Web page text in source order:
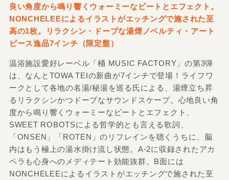
良い角度から鳴り響くウォーミーなビートとエフェクト。
NONCHELEEによるイラストがエッチングで施された至
高の1枚。リラクシン・ドープな湯煙ノベルティ・アート
ピース逸品7インチ（限定盤）
温浴施設愛好レーベル「桶 MUSIC FACTORY」の第3弾
は、なんとTOWA TEIの新曲が7インチで登場！ライフワ
ークとして各地の名湯/秘湯を巡る氏による、湯煙立ち昇
るリラクシンかつドープなサウンドスケープ。心地良い角
度から鳴り響くウォーミーなビートとエフェクト、
SWEET ROBOTSによる哲学的とも言える歌詞、
「ONSEN」「ROTEN」のリフレインを聴くうちに、脳
内はもう極上の湯水掛け流し状態。A-2に収録されたアカ
ペラも心身へのメディテート効能抜群。B面には
NONCHELEEによるイラストがエッチングで施された至